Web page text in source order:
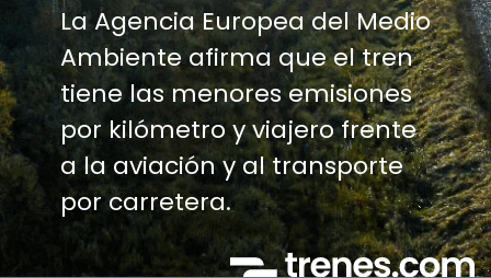
La Agencia Europea del Medio
Ambiente afirma que el tren
tiene las menores emisiones
por kilómetro y viajero frente
a la aviación y al transporte
por carretera.